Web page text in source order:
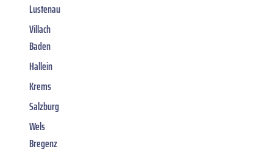
Lustenau
Villach
Baden
Hallein
Krems
Salzburg
Wels
Bregenz